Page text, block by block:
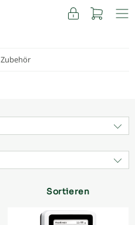
Zubehör
Sortieren